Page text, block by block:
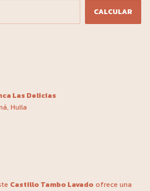
CALCULAR
Las Delicias
Huila
Castillo Tambo Lavado ofrece una